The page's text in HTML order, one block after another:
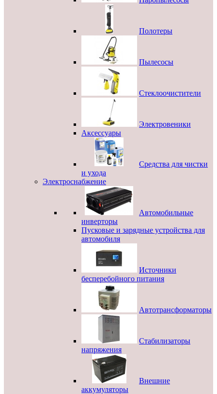
Полотеры
Пылесосы
Стеклоочистители
Электровеники
Аксессуары
Средства для чистки
и ухода
Электроснабжение
Автомобильные
инверторы
Пусковые и зарядные устройства для
автомобиля
Источники
бесперебойного питания
Автотрансформаторы
Стабилизаторы
напряжения
Внешние
аккумуляторы